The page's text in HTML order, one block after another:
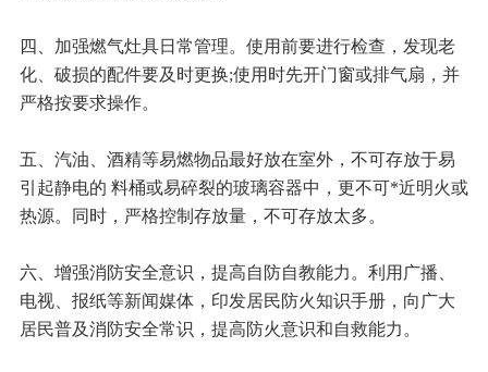
四、加强燃气灶具日常管理。使用前要进行检查，发现老
化、破损的配件要及时更换;使用时先开门窗或排气扇，并
严格按要求操作。
五、汽油、酒精等易燃物品最好放在室外，不可存放于易
引起静电的 料桶或易碎裂的玻璃容器中，更不可*近明火或
热源。同时，严格控制存放量，不可存放太多。
六、增强消防安全意识，提高自防自教能力。利用广播、
电视、报纸等新闻媒体，印发居民防火知识手册，向广大
居民普及消防安全常识，提高防火意识和自救能力。